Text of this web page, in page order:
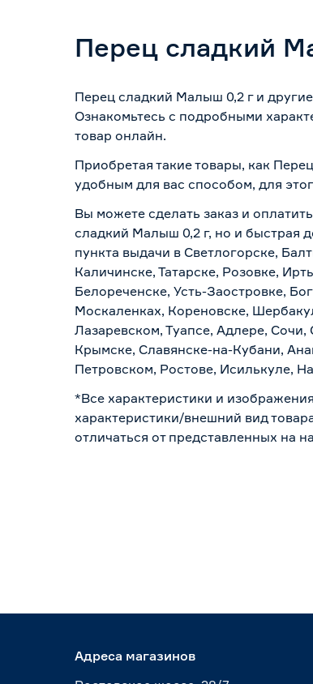
Перец сладкий
Перец сладкий Малыш 0,2 г и
Ознакомьтесь с подробными
товар онлайн.
Приобретая такие товары, как
удобным для вас способом, для
Вы можете сделать заказ и
сладкий Малыш 0,2 г, но и быстрая
пункта выдачи в Светлогорске,
Каличинске, Татарске, Розовке,
Белореченске, Усть-Заостровке,
Москаленках, Кореновске,
Лазаревском, Туапсе, Адлере,
Крымске, Славянске-на-Кубани,
Петровском, Ростове, Исилькуле,
*Все характеристики и
характеристики/внешний вид
отличаться от представленных на
Адреса магазинов